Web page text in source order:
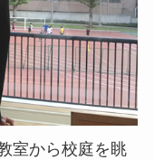
室から校庭を眺